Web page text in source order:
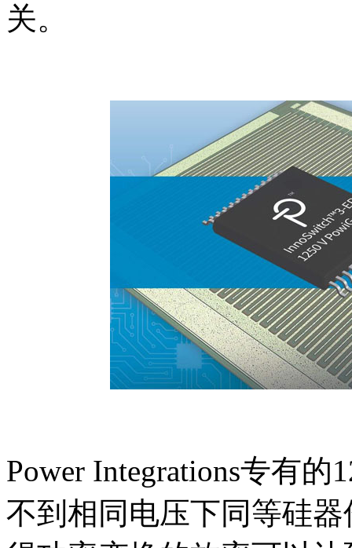
关。
Power Integrations专有
不到相同电压下同等硅